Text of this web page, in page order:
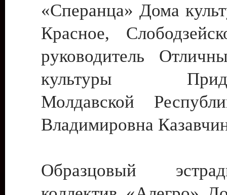
«Сперанца» Дома
Красное,
руководитель
культуры
Молдавской
Владимировна
Образцовый